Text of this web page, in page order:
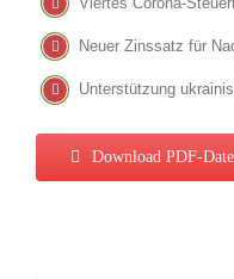
Neuer Zinssatz für
Unterstützung
Download PDF-